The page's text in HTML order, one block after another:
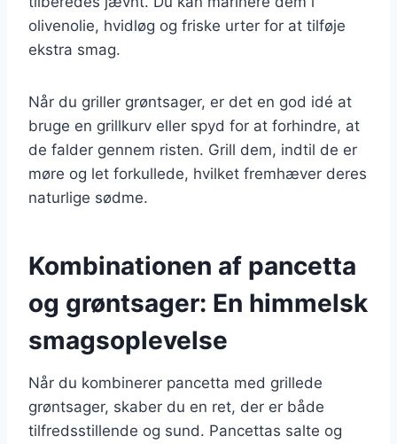
olivenolie, hvidløg og friske urter for at tilføje
ekstra smag.
Når du griller grøntsager, er det en god idé at
bruge en grillkurv eller spyd for at forhindre, at
de falder gennem risten. Grill dem, indtil de er
møre og let forkullede, hvilket fremhæver deres
naturlige sødme.
Kombinationen af pancetta
og grøntsager: En himmelsk
smagsoplevelse
Når du kombinerer pancetta med grillede
grøntsager, skaber du en ret, der er både
tilfredsstillende og sund. Pancettas salte og